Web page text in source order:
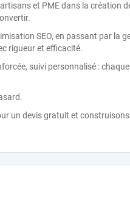
et PME dans la création
SEO, en passant par la
rigueur et efficacité.
suivi personnalisé :
un devis gratuit et